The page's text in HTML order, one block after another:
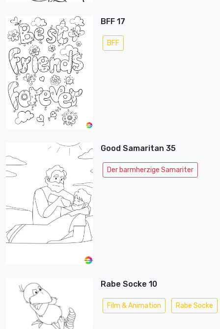
BFF 17
BFF
Good Samaritan 35
Der barmherzige Samariter
Rabe Socke 10
Film & Animation Rabe Socke